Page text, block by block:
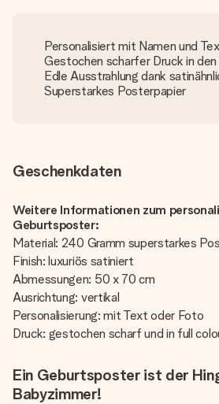
Personalisiert mit Namen und
Gestochen scharfer Druck in
Edle Ausstrahlung dank
Superstarkes Posterpapier
Geschenkdaten
Weitere Informationen zum
Geburtsposter:
Material: 240 Gramm superstarkes
Finish: luxuriös satiniert
Abmessungen: 50 x 70 cm
Ausrichtung: vertikal
Personalisierung: mit Text oder Foto
Druck: gestochen scharf und in full
Ein Geburtsposter ist der
Babyzimmer!